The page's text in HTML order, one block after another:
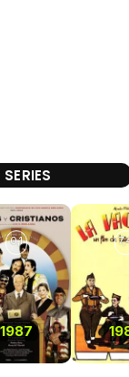
1987
0,1